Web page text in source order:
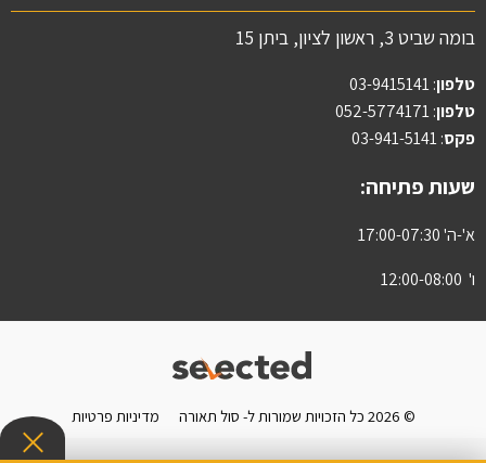
בומה שביט 3, ראשון לציון, ביתן 15
טלפון:
03-9415141
טלפון: 052-5774171
פקס: 03-941-5141
שעות פתיחה:
א'-ה' 17:00-07:30
ו' 12:00-08:00
© 2026 כל הזכויות שמורות ל- סול תאורה מדיניות פרטיות